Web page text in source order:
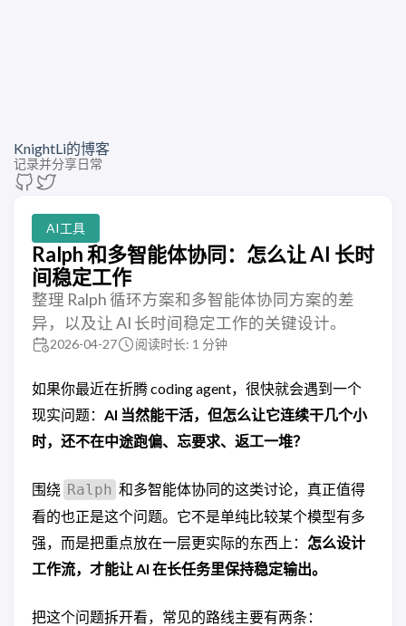
KnightLi的博客
记录并分享日常
AI工具
Ralph 和多智能体协同：怎么让 AI 长时
间稳定工作
整理 Ralph 循环方案和多智能体协同方案的差
异，以及让 AI 长时间稳定工作的关键设计。
2026-04-27 阅读时长: 1 分钟
如果你最近在折腾 coding agent，很快就会遇到一个
现实问题： AI 当然能干活，但怎么让它连续干几个小
时，还不在中途跑偏、忘要求、返工一堆？
围绕 Ralph 和多智能体协同的这类讨论，真正值得
看的也正是这个问题。它不是单纯比较某个模型有多
强，而是把重点放在一层更实际的东西上： 怎么设计
工作流，才能让 AI 在长任务里保持稳定输出。
把这个问题拆开看，常见的路线主要有两条：